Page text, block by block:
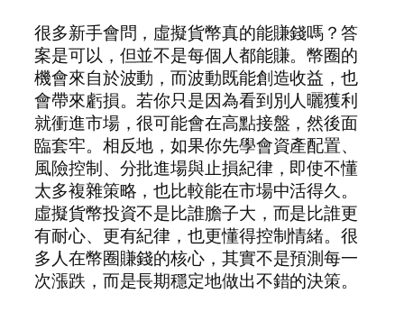
很多新手會問，虛擬貨幣真的能賺錢嗎？答
案是可以，但並不是每個人都能賺。幣圈的
機會來自於波動，而波動既能創造收益，也
會帶來虧損。若你只是因為看到別人曬獲利
就衝進市場，很可能會在高點接盤，然後面
臨套牢。相反地，如果你先學會資產配置、
風險控制、分批進場與止損紀律，即使不懂
太多複雜策略，也比較能在市場中活得久。
虛擬貨幣投資不是比誰膽子大，而是比誰更
有耐心、更有紀律，也更懂得控制情緒。很
多人在幣圈賺錢的核心，其實不是預測每一
次漲跌，而是長期穩定地做出不錯的決策。